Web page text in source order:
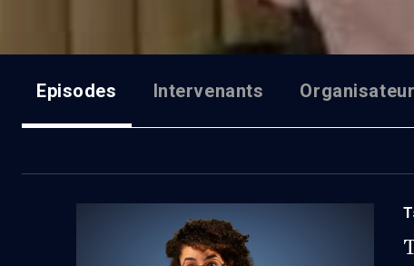
Episodes Intervenants